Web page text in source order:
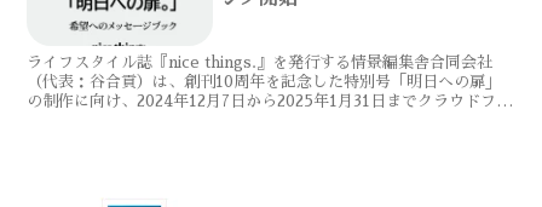
ライフスタイル誌『nice things.』を発行する情景編集舎合同会社
（代表：谷合貢）は、創刊10周年を記念した特別号「明日への扉」
の制作に向け、2024年12月7日から2025年1月31日までクラウドファ